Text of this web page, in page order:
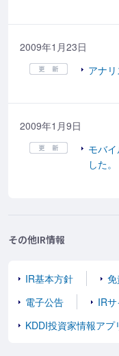
2009年1月23日
アナ
2009年1月9日
モバ
した。
その他IR情報
IR基本方針
電子公告
IR
KDDI投資家情報アプ